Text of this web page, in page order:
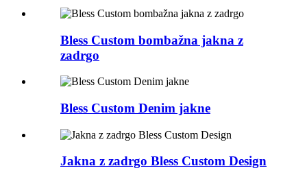
Bless Custom bombažna jakna z
zadrgo
Bless Custom Denim jakne
Jakna z zadrgo Bless Custom Design